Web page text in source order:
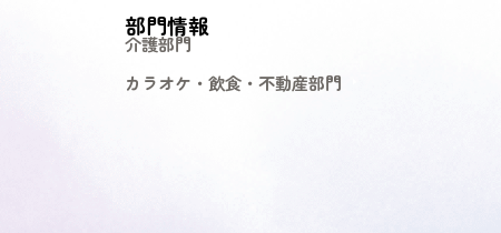
部門情報
介護部門
カラオケ・飲食・不動産部門